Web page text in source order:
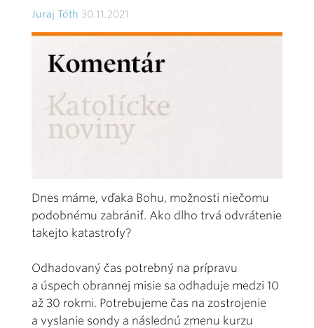
Juraj Tóth 30.11.2021
Dnes máme, vďaka Bohu, možnosti niečomu
podobnému zabrániť. Ako dlho trvá odvrátenie
takejto katastrofy?
Odhadovaný čas potrebný na prípravu
a úspech obrannej misie sa odhaduje medzi 10
až 30 rokmi. Potrebujeme čas na zostrojenie
a vyslanie sondy a následnú zmenu kurzu